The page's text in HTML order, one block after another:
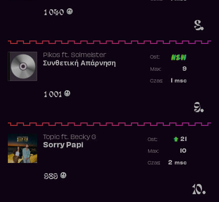
8.
1 040
9.
Pikosft. Solmeister
Συνθετική Απάρνηση
1 001
Ost:
9
Max:
msc
Czas:
10.
Topicft. Becky G
Sorry Papi
989
Ost.: 21
10
Max:
2 msc
Czas: